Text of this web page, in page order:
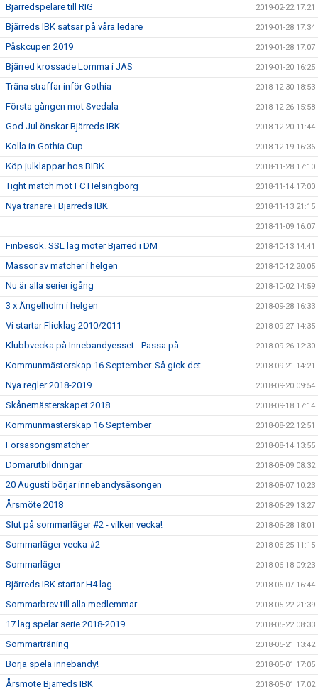
Bjärredspelare till RIG 2019-02-22 17:21
Bjärreds IBK satsar på våra ledare 2019-01-28 17:34
Påskcupen 2019 2019-01-28 17:07
Bjärred krossade Lomma i JAS 2019-01-20 16:25
Träna straffar inför Gothia 2018-12-30 18:53
Första gången mot Svedala 2018-12-26 15:58
God Jul önskar Bjärreds IBK 2018-12-20 11:44
Kolla in Gothia Cup 2018-12-19 16:36
Köp julklappar hos BIBK 2018-11-28 17:10
Tight match mot FC Helsingborg 2018-11-14 17:00
Nya tränare i Bjärreds IBK 2018-11-13 21:15
2018-11-09 16:07
Finbesök. SSL lag möter Bjärred i DM 2018-10-13 14:41
Massor av matcher i helgen 2018-10-12 20:05
Nu är alla serier igång 2018-10-02 14:59
3 x Ängelholm i helgen 2018-09-28 16:33
Vi startar Flicklag 2010/2011 2018-09-27 14:35
Klubbvecka på Innebandyesset - Passa på 2018-09-26 12:30
Kommunmästerskap 16 September. Så gick det. 2018-09-21 14:21
Nya regler 2018-2019 2018-09-20 09:54
Skånemästerskapet 2018 2018-09-18 17:14
Kommunmästerskap 16 September 2018-08-22 12:51
Försäsongsmatcher 2018-08-14 13:55
Domarutbildningar 2018-08-09 08:32
20 Augusti börjar innebandysäsongen 2018-08-07 10:23
Årsmöte 2018 2018-06-29 13:27
Slut på sommarläger #2 - vilken vecka! 2018-06-28 18:01
Sommarläger vecka #2 2018-06-25 11:15
Sommarläger 2018-06-18 09:23
Bjärreds IBK startar H4 lag. 2018-06-07 16:44
Sommarbrev till alla medlemmar 2018-05-22 21:39
17 lag spelar serie 2018-2019 2018-05-22 08:33
Sommarträning 2018-05-21 13:42
Börja spela innebandy! 2018-05-01 17:05
Årsmöte Bjärreds IBK 2018-05-01 17:02